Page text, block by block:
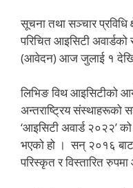
सूचना तथा सञ्चार प्रविधि
परिचित आइसिटी
(आवेदन) आज जुलाई १
लिभिङ विथ आइसिटीको
अन्तराष्ट्रिय संस्थाहरूको
‘आइसिटी अवार्ड २०२२’
भएको हो । सन् २०१६ बाट
परिस्कृत र विस्तारित